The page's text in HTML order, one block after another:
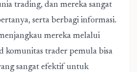
trading, dan mereka sangat
serta berbagi informasi.
mereka melalui
komunitas trader pemula bisa
sangat efektif untuk